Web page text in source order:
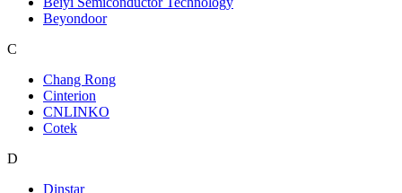
Beyondoor
C
Chang Rong
Cinterion
CNLINKO
Cotek
D
Dinstar